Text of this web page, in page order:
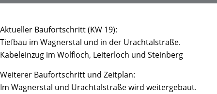
Aktueller Baufortschritt (KW 19):
Tiefbau im Wagnerstal und in der Urachtalstraße.
Kabeleinzug im Wolfloch, Leiterloch und Steinberg
Weiterer Baufortschritt und Zeitplan:
Im Wagnerstal und Urachtalstraße wird weitergebaut.